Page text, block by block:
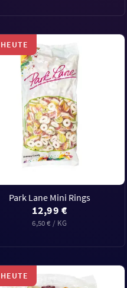
Park Lane Mini Rings
12,99 €
6,50 € / KG